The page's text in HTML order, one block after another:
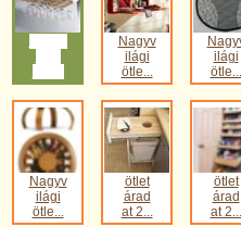
Nagyv
ilági
ötle...
ilági
ötle...
Nagyv
ilági
ötle...
ötlet
árad
at 2...
ötlet
árad
at 2...